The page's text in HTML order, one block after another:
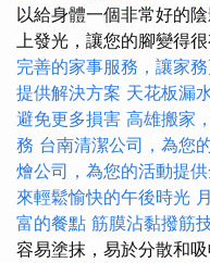
以給身體一個非常好的
上發光，讓您的腳變得
完善的家事服務，讓家
提供解決方案 天花板漏
避免更多損害 高雄搬家
務 台南清潔公司，為您
燴公司，為您的活動提
來輕鬆愉快的午後時光
富的餐點 筋膜沾黏撥筋
容易塗抹，易於分散和